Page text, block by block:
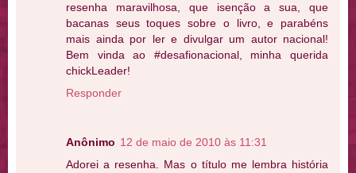
resenha maravilhosa, que isenção a sua, que
bacanas seus toques sobre o livro, e parabéns
mais ainda por ler e divulgar um autor nacional!
Bem vinda ao #desafionacional, minha querida
chickLeader!
Responder
Anônimo 12 de maio de 2010 às 11:31
Adorei a resenha. Mas o título me lembra história